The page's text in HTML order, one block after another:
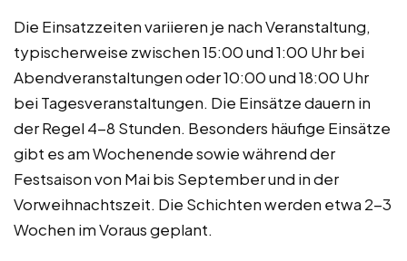
Die Einsatzzeiten variieren je nach Veranstaltung,
typischerweise zwischen 15:00 und 1:00 Uhr bei
Abendveranstaltungen oder 10:00 und 18:00 Uhr
bei Tagesveranstaltungen. Die Einsätze dauern in
der Regel 4-8 Stunden. Besonders häufige Einsätze
gibt es am Wochenende sowie während der
Festsaison von Mai bis September und in der
Vorweihnachtszeit. Die Schichten werden etwa 2-3
Wochen im Voraus geplant.